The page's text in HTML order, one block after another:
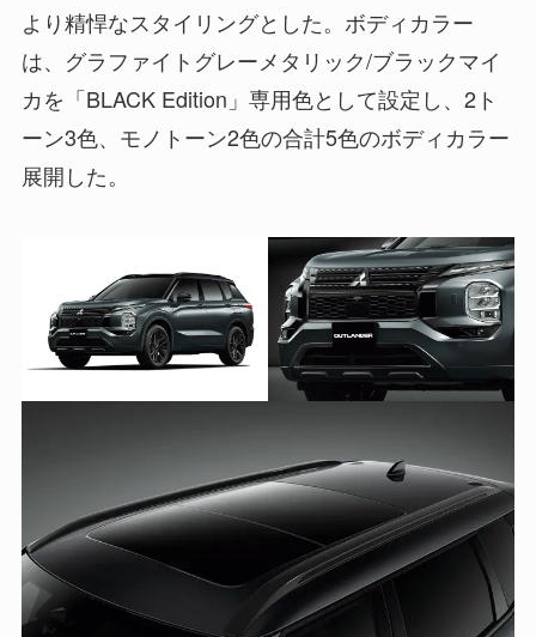
より精悍なスタイリングとした。ボディカラー
は、グラファイトグレーメタリック/ブラックマイ
カを「BLACK Edition」専用色として設定し、2ト
ーン3色、モノトーン2色の合計5色のボディカラー
展開した。